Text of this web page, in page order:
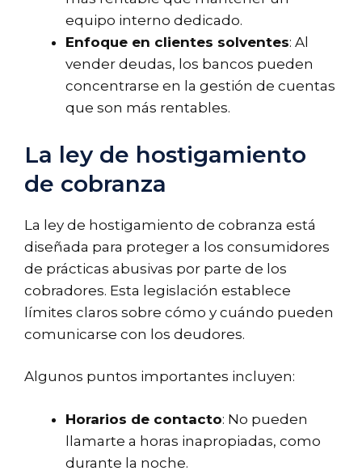
equipo interno dedicado.
Enfoque en clientes solventes: Al
vender deudas, los bancos pueden
concentrarse en la gestión de cuentas
que son más rentables.
La ley de hostigamiento
de cobranza
La ley de hostigamiento de cobranza está
diseñada para proteger a los consumidores
de prácticas abusivas por parte de los
cobradores. Esta legislación establece
límites claros sobre cómo y cuándo pueden
comunicarse con los deudores.
Algunos puntos importantes incluyen:
Horarios de contacto: No pueden
llamarte a horas inapropiadas, como
durante la noche.